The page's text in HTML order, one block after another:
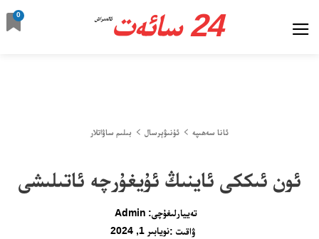
24 سائەت ئالدىراش
0
ئانا سەھىپە ئۇنىۋېرسال بىلىم ساۋاتلار
ئون ئىككى ئاينىڭ ئۇيغۇرچە ئاتىلىشى
تەييارلىغۇچى: Admin
ۋاقىت :نويابىر 1, 2024